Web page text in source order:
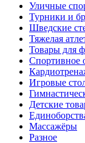
Уличные
Турники и
Шведские
Тяжелая
Товары для
Спортивное
Игровые
Детские
Массажёры
Разное